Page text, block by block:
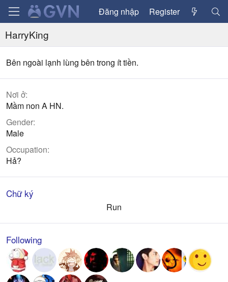
Đăng nhập Register
HarryKing
Bên ngoài lạnh lùng bên trong ít tiền.
Nơi ở
Mầm non A HN.
Gender
Male
Occupation
Hả?
Chữ ký
Run​
Following